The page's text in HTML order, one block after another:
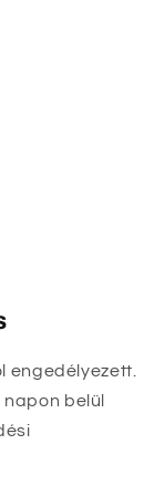
engedélyezett.
belül